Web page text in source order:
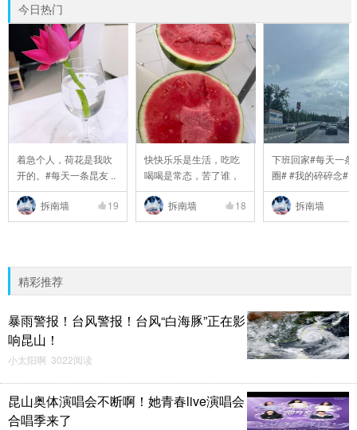
今日热门
着急个人，荷花是我吹
开的。#每天一条昆友 ..
拆南墙 19
快快乐乐是生活，吃吃
喝喝是常态，苦了谁，
..
拆南墙
18
下班回家#每天一条
圈# #我的碎碎念#
拆南墙
精彩推荐
暴雨警报！台风警报！台风“白海豚”正在影
响昆山！
小太阳啊 3022阅读
昆山奥体演唱会不断啊！她青春live演唱会
合唱季来了